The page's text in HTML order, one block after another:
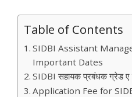
Table of Contents
SIDBI Assistant
Important Dates
SIDBI सहायक प्रबंधक ग्रेड ए
Application Fee for